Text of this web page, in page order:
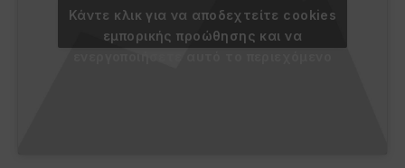
Κάντε κλικ για να αποδεχτείτε cookies
εμπορικής προώθησης και να